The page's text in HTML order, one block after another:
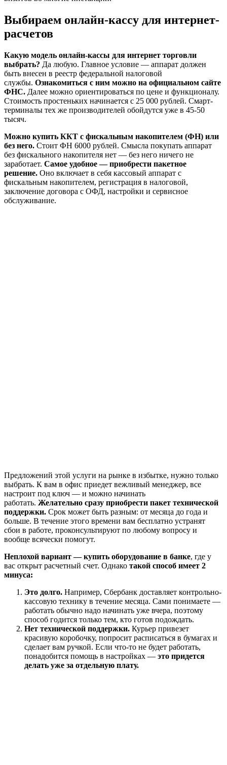
Выбираем онлайн-кассу для интернет-
расчетов
Какую модель онлайн-кассы для интернет торговли
выбрать? Да любую. Главное условие — аппарат должен
быть внесен в реестр федеральной налоговой
службы. Ознакомиться с ним можно на официальном сайте
ФНС. Далее можно ориентироваться по цене и функционалу.
Стоимость простеньких начинается с 25 000 рублей. Смарт-
терминалы тех же производителей обойдутся уже в 45-50
тысяч.
Можно купить ККТ с фискальным накопителем (ФН) или
без него. Стоит ФН 6000 рублей. Смысла покупать аппарат
без фискального накопителя нет — без него ничего не
заработает. Самое удобное — приобрести пакетное
решение. Оно включает в себя кассовый аппарат с
фискальным накопителем, регистрация в налоговой,
заключение договора с ОФД, настройки и сервисное
обслуживание.
Предложений этой услуги на рынке в избытке, нужно только
выбрать. К вам в офис приедет вежливый менеджер, все
настроит под ключ — и можно начинать
работать. Желательно сразу приобрести пакет технической
поддержки. Срок может быть разным: от месяца до года и
больше. В течение этого времени вам бесплатно устранят
сбои в работе, проконсультируют по любому вопросу и
вообще всячески помогут.
Неплохой вариант — купить оборудование в банке, где у
вас открыт расчетный счет. Однако такой способ имеет 2
минуса:
Это долго. Например, Сбербанк доставляет контрольно-
кассовую технику в течение месяца. Сами понимаете —
работать обычно надо начинать уже вчера, поэтому
способ годится только тем, кто готов подождать.
Нет технической поддержки. Курьер привезет
красивую коробочку, попросит расписаться в бумагах и
сделает вам ручкой. Если что-то не будет работать,
понадобится помощь в настройках — это придется
делать уже за отдельную плату.